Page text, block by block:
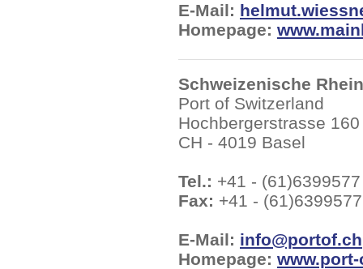
E-Mail:
Homepage:
Schweizenische
Port of Switzerland
Hochbergerstrasse 160
CH - 4019 Basel
Tel.: +41 - (61)6399577
Fax: +41 - (61)6399577
E-Mail: info@portof.ch
Homepage: